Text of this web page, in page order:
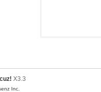
X3.3
Inc.